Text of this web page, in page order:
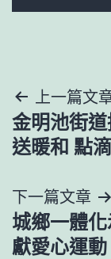
文
章
覽
上一篇文
金明池街
送暖和 點
下一篇文章
城鄉一體
獻愛心運動